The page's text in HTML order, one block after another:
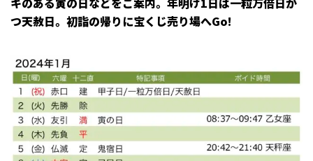
つ天赦日。初詣の帰りに宝くじ売り場へGo!